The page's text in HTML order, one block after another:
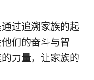
过追溯家族的起
们的奋斗与智
力量，让家族的